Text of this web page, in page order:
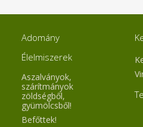
Adomány
Élelmiszerek
Aszalványok,
szárítmányok
zöldségből,
gyümölcsből!
Befőttek!